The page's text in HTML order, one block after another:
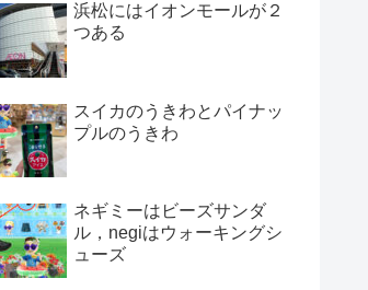
浜松にはイオンモールが２
つある
スイカのうきわとパイナッ
プルのうきわ
ネギミーはビーズサンダ
ル，negiはウォーキングシ
ューズ